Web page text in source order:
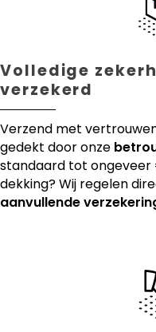
Volledige
verzekerd
Verzend met
gedekt door onze
standaard tot ongeveer
dekking? Wij regelen
aanvullende